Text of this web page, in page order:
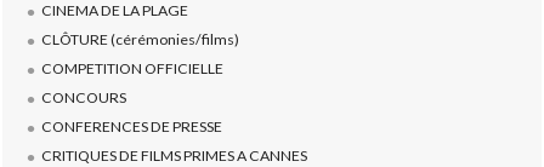
CINEMA DE LA PLAGE
CLÔTURE (cérémonies/films)
COMPETITION OFFICIELLE
CONCOURS
CONFERENCES DE PRESSE
CRITIQUES DE FILMS PRIMES A CANNES